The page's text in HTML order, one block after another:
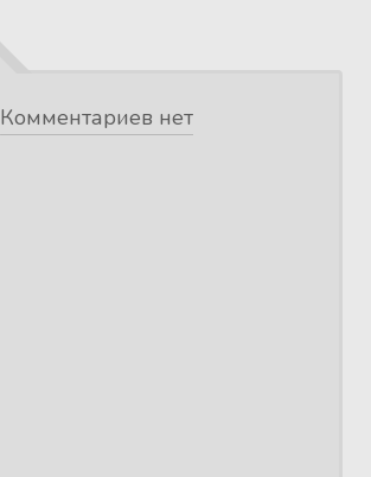
Комментариев нет